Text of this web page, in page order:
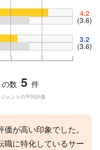
4.2
(3.6)
3.2
(3.6)
数 5 件
ェントの平均評価
が高い印象でした。
職に特化しているサー